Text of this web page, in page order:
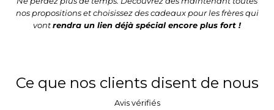
nos propositions et choisissez des cadeaux pour les frères qui
vontrendra un lien déjà spécial encore plus fort !
Ce que nos clients disent de nous
Avis vérifiés